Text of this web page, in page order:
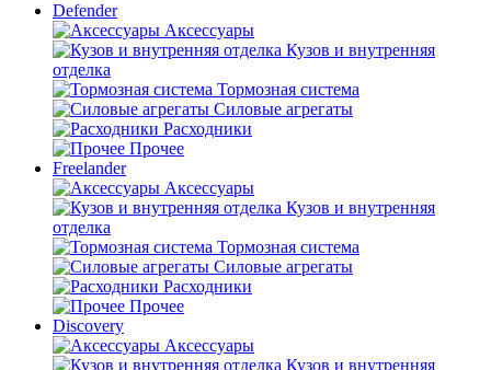
Defender
Аксессуары
Кузов и внутренняя
отделка
Тормозная система
Силовые агрегаты
Расходники
Прочее
Freelander
Аксессуары
Кузов и внутренняя
отделка
Тормозная система
Силовые агрегаты
Расходники
Прочее
Discovery
Аксессуары
Кузов и внутренняя